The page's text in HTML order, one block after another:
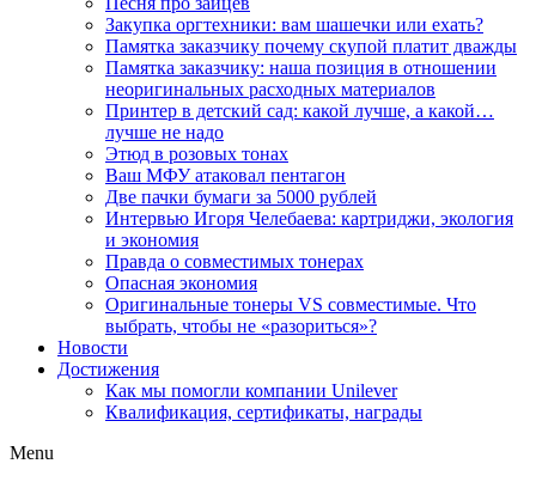
Закупка оргтехники: вам шашечки или ехать?
Памятка заказчику почему скупой платит дважды
Памятка заказчику: наша позиция в отношении
неоригинальных расходных материалов
Принтер в детский сад: какой лучше, а какой…
лучше не надо
Этюд в розовых тонах
Ваш МФУ атаковал пентагон
Две пачки бумаги за 5000 рублей
Интервью Игоря Челебаева: картриджи, экология
и экономия
Правда о совместимых тонерах
Опасная экономия
Оригинальные тонеры VS совместимые. Что
выбрать, чтобы не «разориться»?
Новости
Достижения
Как мы помогли компании Unilever
Квалификация, сертификаты, награды
Menu